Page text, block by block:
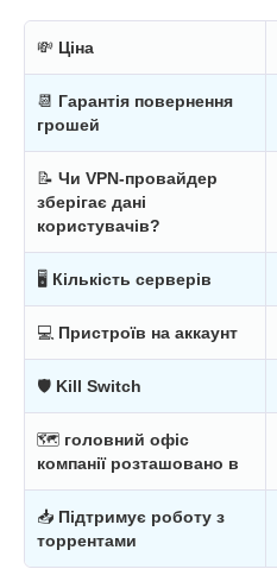
💸 Ціна
📆 Гарантія повернення
грошей
📝 Чи VPN-провайдер
зберігає дані
користувачів?
🖥 Кількість серверів
💻 Пристроїв на аккаунт
🛡 Kill Switch
🗺 головний офіс
компанії розташовано в
📥 Підтримує роботу з
торрентами